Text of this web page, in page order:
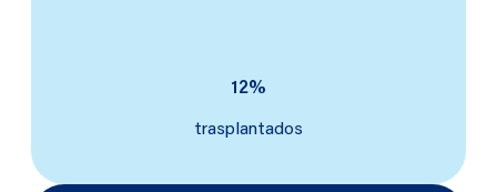
12%
trasplantados